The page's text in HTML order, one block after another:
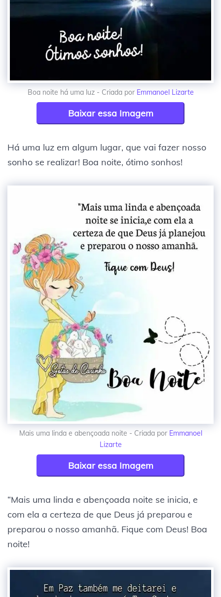
Boa noite há uma luz - Criada por Emmanoel Lizarte
Baixar essa Imagem
Há uma luz em algum lugar, que vai fazer nosso
sonho se realizar! Boa noite, ótimo sonhos!
Mais uma linda e abençoada noite - Criada por Emmanoel
Lizarte
Baixar essa Imagem
“Mais uma linda e abençoada noite se inicia, e
com ela a certeza de que Deus já preparou e
preparou o nosso amanhã. Fique com Deus! Boa
noite!